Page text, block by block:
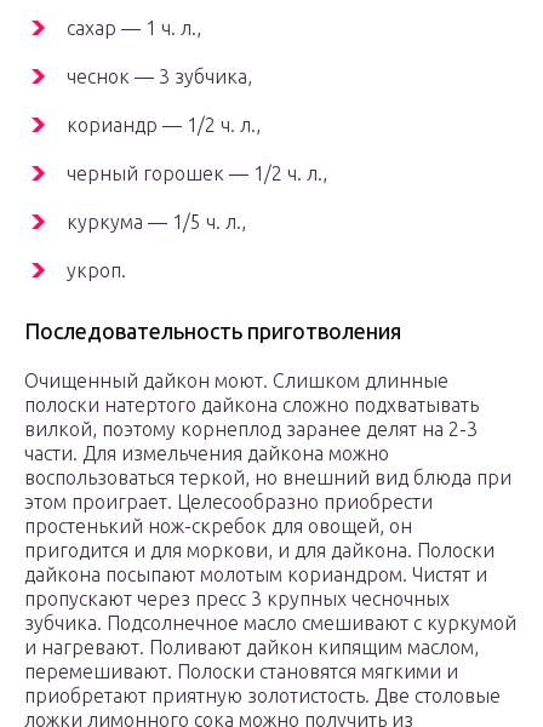
сахар — 1 ч. л.,
чеснок — 3 зубчика,
кориандр — 1/2 ч. л.,
черный горошек — 1/2 ч. л.,
куркума — 1/5 ч. л.,
укроп.
Последовательность приготволения
Очищенный дайкон моют. Слишком длинные
полоски натертого дайкона сложно подхватывать
вилкой, поэтому корнеплод заранее делят на 2-3
части. Для измельчения дайкона можно
воспользоваться теркой, но внешний вид блюда при
этом проиграет. Целесообразно приобрести
простенький нож-скребок для овощей, он
пригодится и для моркови, и для дайкона. Полоски
дайкона посыпают молотым кориандром. Чистят и
пропускают через пресс 3 крупных чесночных
зубчика. Подсолнечное масло смешивают с куркумой
и нагревают. Поливают дайкон кипящим маслом,
перемешивают. Полоски становятся мягкими и
приобретают приятную золотистость. Две столовые
ложки лимонного сока можно получить из